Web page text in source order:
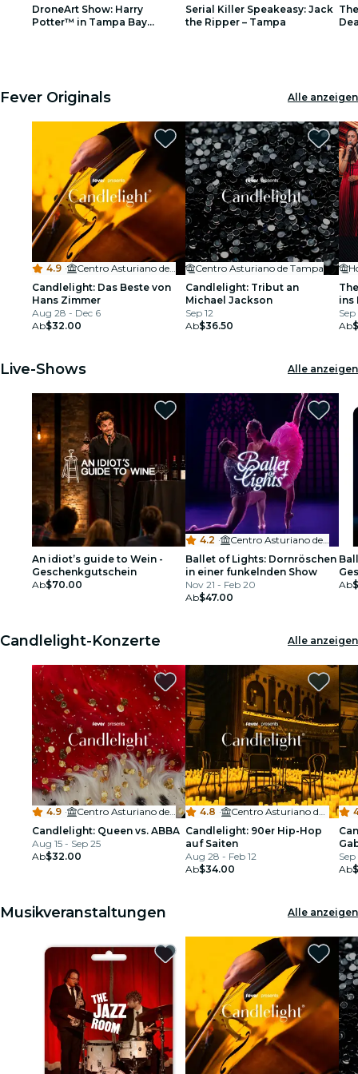
Restaurants
DroneArt Show: Harry
Potter™ in Tampa Bay
Serial Killer Speakeasy: Jack
the Ripper – Tampa
Fever Originals Alle anzeigen
4.9 ·
Centro Asturiano de Tampa
Candlelight: Das Beste von
Hans Zimmer
Aug 28 - Dec 6
Ab$32.00
Centro Asturiano de Tampa
Candlelight: Tribut an
Michael Jackson
Sep 12
Ab$36.50
ins
Sep
Ab
Live-Shows Alle anzeigen
An idiot’s guide to Wein -
Geschenkgutschein
Ab$70.00
4.2 ·
Centro Asturiano de Tampa
Ballet of Lights: Dornröschen
in einer funkelnden Show
Nov 21 - Feb 20
Ab$47.00
Ab
Candlelight-Konzerte Alle anzeigen
4.9 ·
Centro Asturiano de Tampa
Candlelight: Queen vs. ABBA
Aug 15 - Sep 25
Ab$32.00
4.8 ·
Centro Asturiano de Tampa
Candlelight: 90er Hip-Hop
auf Saiten
Aug 28 - Feb 12
Ab$34.00
Sep
Ab
Musikveranstaltungen Alle anzeigen